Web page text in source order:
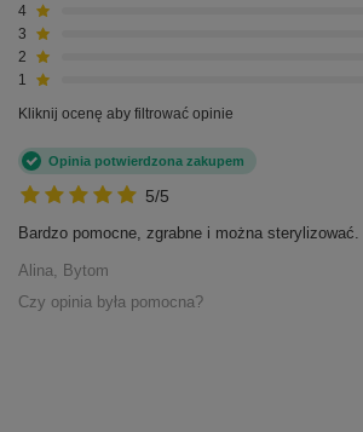
4
3
2
1
Kliknij ocenę aby filtrować opinie
5/5
Opinia potwierdzona zakupem
Bardzo pomocne, zgrabne i można
Alina, Bytom
Czy opinia była pomocna?